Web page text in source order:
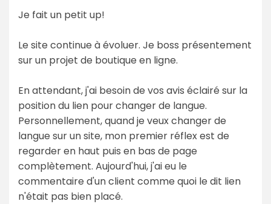
Je fait un petit up!
Le site continue à évoluer. Je boss présentement
sur un projet de boutique en ligne.
En attendant, j'ai besoin de vos avis éclairé sur la
position du lien pour changer de langue.
Personnellement, quand je veux changer de
langue sur un site, mon premier réflex est de
regarder en haut puis en bas de page
complètement. Aujourd'hui, j'ai eu le
commentaire d'un client comme quoi le dit lien
n'était pas bien placé.